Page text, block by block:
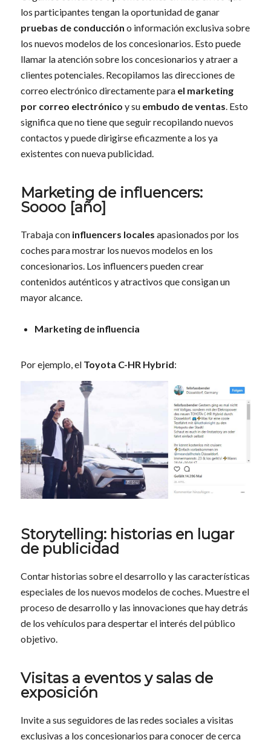
los participantes tengan la oportunidad de ganar
pruebas de conducción o información exclusiva sobre
los nuevos modelos de los concesionarios. Esto puede
llamar la atención sobre los concesionarios y atraer a
clientes potenciales. Recopilamos las direcciones de
correo electrónico directamente para el marketing
por correo electrónico y su embudo de ventas . Esto
significa que no tiene que seguir recopilando nuevos
contactos y puede dirigirse eficazmente a los ya
existentes con nueva publicidad.
Marketing de influencers:
Soooo [año]
Trabaja con influencers locales apasionados por los
coches para mostrar los nuevos modelos en los
concesionarios. Los influencers pueden crear
contenidos auténticos y atractivos que consigan un
mayor alcance.
Marketing de influencia
Por ejemplo, el Toyota C-HR Hybrid:
Storytelling: historias en lugar
de publicidad
Contar historias sobre el desarrollo y las características
especiales de los nuevos modelos de coches. Muestre el
proceso de desarrollo y las innovaciones que hay detrás
de los vehículos para despertar el interés del público
objetivo.
Visitas a eventos y salas de
exposición
Invite a sus seguidores de las redes sociales a visitas
exclusivas a los concesionarios para conocer de cerca